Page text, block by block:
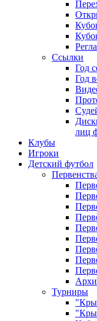
Ссылки
Год
Год
лиц
Клубы
Игроки
Детский футбол
Турниры